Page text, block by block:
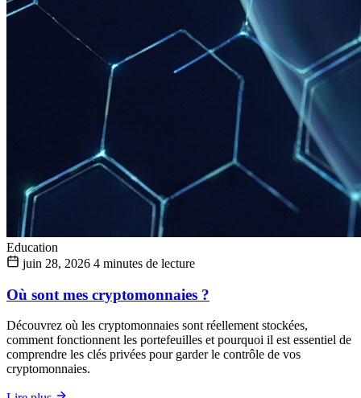
Education
juin 28, 2026 4 minutes de lecture
Où sont mes cryptomonnaies ?
Découvrez où les cryptomonnaies sont réellement stockées,
comment fonctionnent les portefeuilles et pourquoi il est essentiel de
comprendre les clés privées pour garder le contrôle de vos
cryptomonnaies.